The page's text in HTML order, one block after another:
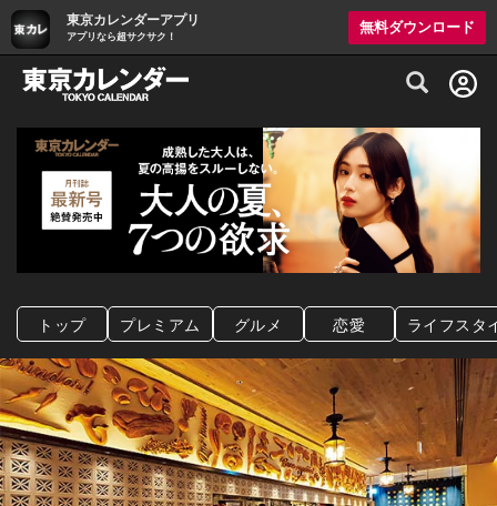
東京カレンダーアプリ
アプリなら超サクサク！
無料ダウンロード
グルメ情報・プレミアムレストラン予約
トップ プレミアム グルメ 恋愛 ライフスタ